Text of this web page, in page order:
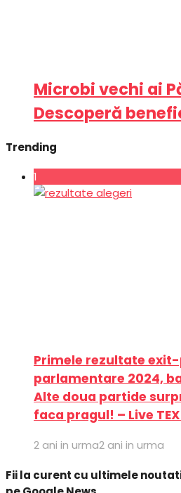
Microbi vechi ai
Descoperă
Trending
1
Primele rezultate
parlamentare 2024,
Alte doua partide
faca pragul! – Live
2 ani in urma2 ani in urma
Fii la curent cu ultimele